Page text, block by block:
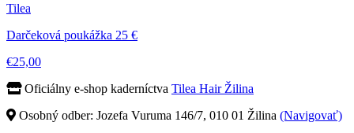
Tilea
Darčeková poukážka 25 €
€25,00
Oficiálny e-shop kaderníctva Tilea Hair Žilina
Osobný odber: Jozefa Vuruma 146/7, 010 01 Žilina (Navigovať)